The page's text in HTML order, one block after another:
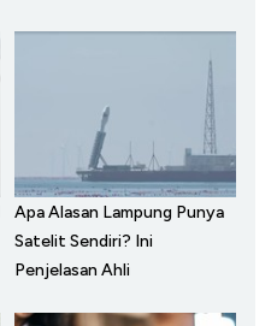
Apa Alasan Lampung Punya
Satelit Sendiri? Ini
Penjelasan Ahli